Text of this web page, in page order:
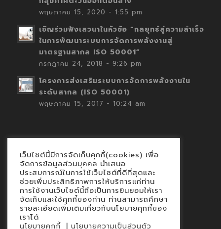
พฤษภาคม 15, 2020 - 1:55 pm
เชิญร่วมฟังเสวนาในหัวข้อ “กลยุทธ์สู่ความสำเร็จ
ในการพัฒนาระบบการจัดการพลังงานสู่
มาตรฐานสากล ISO 50001”
กรกฎาคม 24, 2018 - 9:26 pm
โครงการส่งเสริมระบบการจัดการพลังงานใน
ระดับสากล (ISO 50001)
พฤษภาคม 15, 2017 - 10:24 am
Contact
นโยบายคุกกี้
นโยบายข้อมูลส่วนบุคคล
เว็บไซต์นี้มีการจัดเก็บคุกกี้(cookies) เพื่อ
จัดการข้อมูลส่วนบุคคล นำเสนอ
ประสบการณ์ในการใช้เว็บไซต์ที่ดีที่สุดและ
ช่วยเพิ่มประสิทธิภาพการให้บริการแก่ท่าน
การใช้งานเว็บไซต์นี้ถือเป็นการยินยอมให้เรา
จัดเก็บและใช้คุกกี้ของท่าน ท่านสามารถศึกษา
รายละเอียดเพิ่มเติมเกี่ยวกับนโยบายคุกกี้ของ
เราได้
นโยบายคุกกี้ | นโยบายความเป็นส่วนตัว